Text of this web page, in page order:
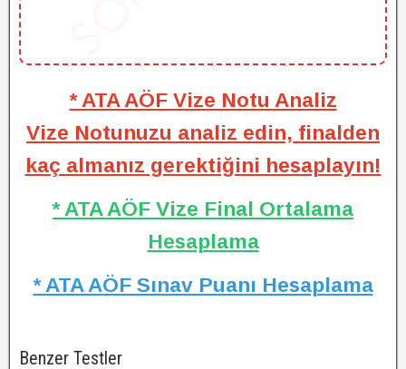
* ATA AÖF Vize Notu Analiz
Vize Notunuzu analiz edin, finalden
kaç almanız gerektiğini hesaplayın!
* ATA AÖF Vize Final Ortalama
Hesaplama
* ATA AÖF Sınav Puanı Hesaplama
Benzer Testler